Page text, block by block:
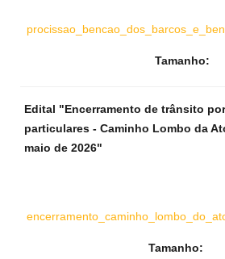
Tamanho:
Edital "Encerramento de trânsito
particulares - Caminho Lombo da
maio de 2026"
Tamanho: